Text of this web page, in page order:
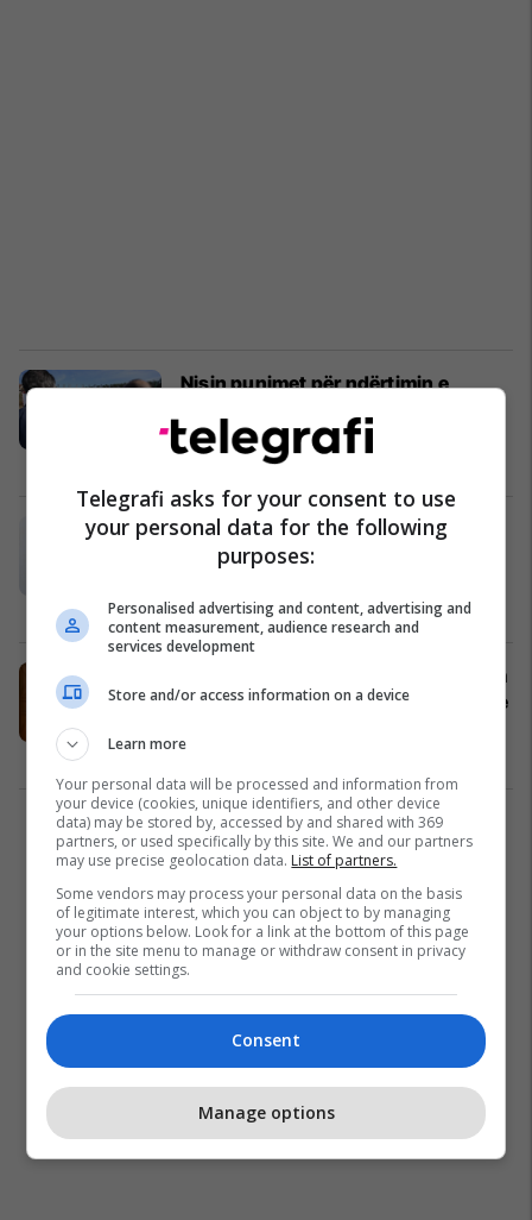
Nisin punimet për ndërtimin e
Podujevë
Kulturë 13/11/2025
Nënshkruhet memorandum për
projektin “Edukimi Medial –
Podujevë
Podujeva 12/11/2025
Bulliqi: Koalicioni më i qëndrueshëm
për Qeverinë e ardhshme do të ishte
Politikë
2
Telegrafi asks for your consent to use
your personal data for the following
purposes:
Personalised advertising and content, advertising and
content measurement, audience research and
services development
Store and/or access information on a device
Learn more
Your personal data will be processed and information from
your device (cookies, unique identifiers, and other device
data) may be stored by, accessed by and shared with 369
partners, or used specifically by this site. We and our partners
may use precise geolocation data. List of partners.
Some vendors may process your personal data on the basis
of legitimate interest, which you can object to by managing
your options below. Look for a link at the bottom of this page
or in the site menu to manage or withdraw consent in privacy
and cookie settings.
Consent
Manage options